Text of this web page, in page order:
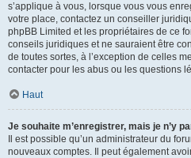
s’applique à vous, lorsque vous vous
votre place, contactez un conseiller
phpBB Limited et les propriétaires de ce
conseils juridiques et ne sauraient être
de toutes sortes, à l’exception de celles
contacter pour les abus ou les questions
Haut
Je souhaite m’enregistrer, mais je n’y
Il est possible qu’un administrateur du
nouveaux comptes. Il peut également